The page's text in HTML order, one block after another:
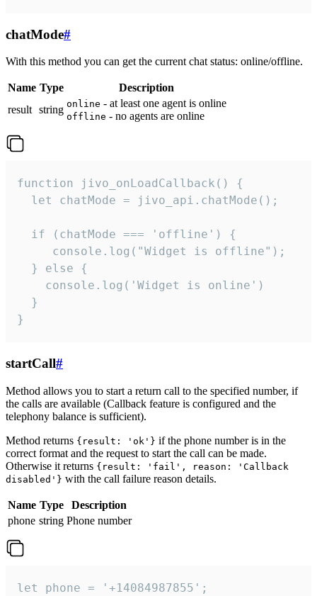
chatMode#
With this method you can get the current chat status: online/offline.
Name Type
Description
result string online - at least one agent is online
offline - no agents are online
function jivo_onLoadCallback() {
  let chatMode = jivo_api.chatMode();
  if (chatMode === 'offline') {
     console.log("Widget is offline");
  } else {
    console.log('Widget is online')
  }
}
startCall#
Method allows you to start a return call to the specified number, if
the calls are available (Callback feature is configured and the
telephony balance is sufficient).
Method returns {result: 'ok'} if the phone number is in the
correct format and the request to start the call can be made.
Otherwise it returns {result: 'fail', reason: 'Callback
disabled'} with the call failure reason details.
Name Type
Description
phone string Phone number
let phone = '+14084987855';